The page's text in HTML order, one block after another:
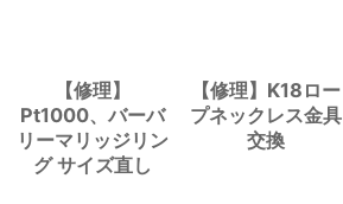
【修理】
Pt1000、バーバ
リーマリッジリン
グ サイズ直し
【修理】K18ロー
プネックレス金具
交換